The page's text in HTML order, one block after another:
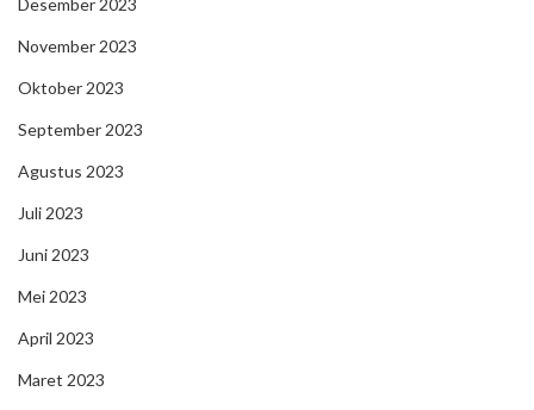
Desember 2023
November 2023
Oktober 2023
September 2023
Agustus 2023
Juli 2023
Juni 2023
Mei 2023
April 2023
Maret 2023